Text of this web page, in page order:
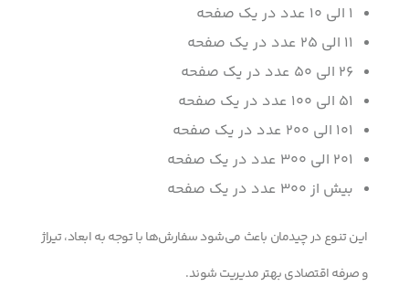
1 الی 10 عدد در یک صفحه
11 الی 25 عدد در یک صفحه
26 الی 50 عدد در یک صفحه
51 الی 100 عدد در یک صفحه
101 الی 200 عدد در یک صفحه
201 الی 300 عدد در یک صفحه
بیش از 300 عدد در یک صفحه
این تنوع در چیدمان باعث می‌شود سفارش‌ها با توجه به ابعاد، تیراژ
و صرفه اقتصادی بهتر مدیریت شوند.